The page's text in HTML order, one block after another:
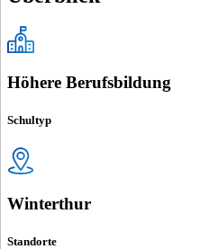
Höhere Berufsbildung
Schultyp
Winterthur
Standorte